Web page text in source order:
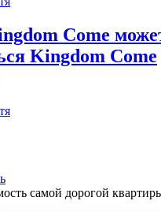
Come
Kingdom Come
самой дорогой